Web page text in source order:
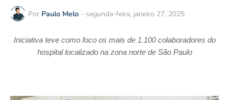
Por Paulo Melo - segunda-feira, janeiro 27, 2025
Iniciativa teve como foco os mais de 1.100 colaboradores do
hospital localizado na zona norte de São Paulo